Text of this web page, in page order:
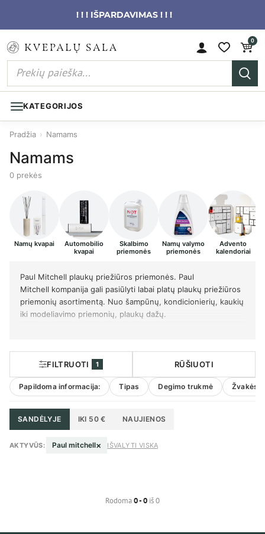
! ! ! IŠPARDAVIMAS ! ! !
0
KATEGORIJOS
Pradžia › Namams
Namams
0 prekės
Namų kvapai
Automobilio
kvapai
Skalbimo
priemonės
Namų valymo
priemonės
Advento
kalendoriai
Paul Mitchell plaukų priežiūros priemonės. Paul
Mitchell kompanija gali pasiūlyti labai platų plaukų priežiūros
priemonių asortimentą. Nuo šampūnų, kondicionierių, kaukių
iki modeliavimo priemonių, plaukų dažų.
FILTRUOTI 1
Papildoma informacija: Tipas Degimo trukmė Žvakės
RŪŠIUOTI
SANDĖLYJE IKI 50 € NAUJIENOS
AKTYVŪS: Paul mitchell× IŠVALYTI VISKĄ
Rodoma0 - 0 iš 0